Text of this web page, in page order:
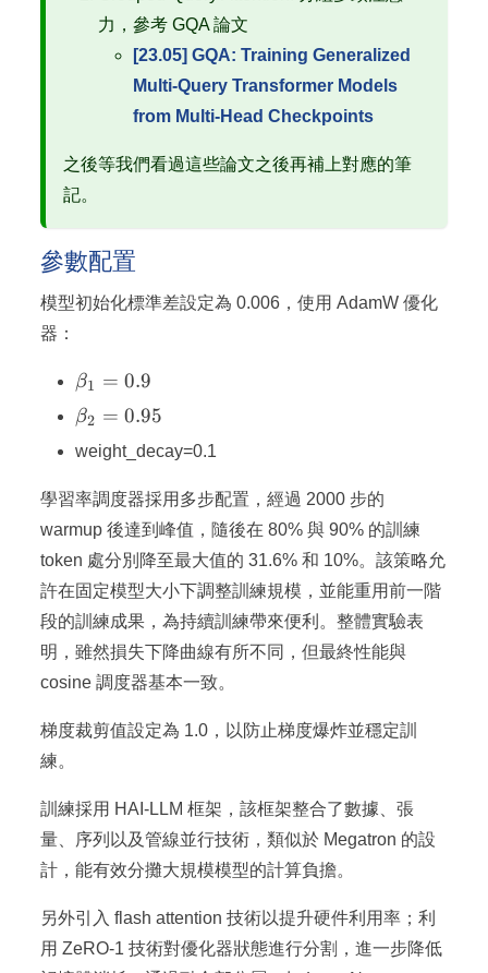
力，參考 GQA 論文
[23.05] GQA: Training Generalized
Multi-Query Transformer Models
from Multi-Head Checkpoints
之後等我們看過這些論文之後再補上對應的筆
記。
參數配置
模型初始化標準差設定為 0.006，使用 AdamW 優化
器：
\beta_1=0.9
β1 = 0.9
\beta_2=0.95
β2 = 0.95
weight_decay=0.1
學習率調度器採用多步配置，經過 2000 步的
warmup 後達到峰值，隨後在 80% 與 90% 的訓練
token 處分別降至最大值的 31.6% 和 10%。該策略允
許在固定模型大小下調整訓練規模，並能重用前一階
段的訓練成果，為持續訓練帶來便利。整體實驗表
明，雖然損失下降曲線有所不同，但最終性能與
cosine 調度器基本一致。
梯度裁剪值設定為 1.0，以防止梯度爆炸並穩定訓
練。
訓練採用 HAI-LLM 框架，該框架整合了數據、張
量、序列以及管線並行技術，類似於 Megatron 的設
計，能有效分攤大規模模型的計算負擔。
另外引入 flash attention 技術以提升硬件利用率；利
用 ZeRO-1 技術對優化器狀態進行分割，進一步降低